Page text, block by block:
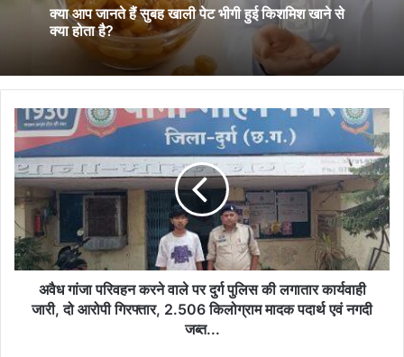
क्या आप जानते हैं सुबह खाली पेट भीगी हुई किशमिश खाने से
क्या होता है?
अवैध
गांजा
परिवहन
करने
वाले
पर
दुर्ग
पुलिस
की
लगातार
कार्यवाही
अवैध गांजा परिवहन करने वाले पर दुर्ग पुलिस की लगातार कार्यवाही
जारी, दो आरोपी गिरफ्तार, 2.506 किलोग्राम मादक पदार्थ एवं नगदी
जब्त...